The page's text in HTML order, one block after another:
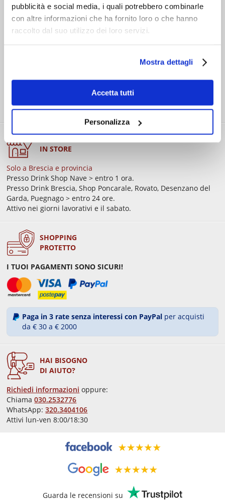
pubblicità e social media, i quali potrebbero combinarle
con altre informazioni che ha fornito loro o che hanno
raccolto dal suo utilizzo dei loro servizi.
Mostra dettagli
Accetta tutti
Personalizza
COSTI DI
SPEDIZIONE
Consegna standard > € 6,90
IN STORE
Solo a Brescia e provincia
Presso Drink Shop Nave > entro 1 ora.
Presso Drink Brescia, Shop Poncarale, Rovato, Desenzano del
Garda, Puegnago > entro 24 ore.
Attivo nei giorni lavorativi e il sabato.
SHOPPING
PROTETTO
I TUOI PAGAMENTI SONO SICURI!
Paga in 3 rate senza interessi con PayPal per acquisti
da € 30 a € 2000
HAI BISOGNO
DI AIUTO?
Richiedi informazioni oppure:
Chiama030.2532776
WhatsApp:320.3404106
Attivi lun-ven 8:00/18:30
Guarda le recensioni su